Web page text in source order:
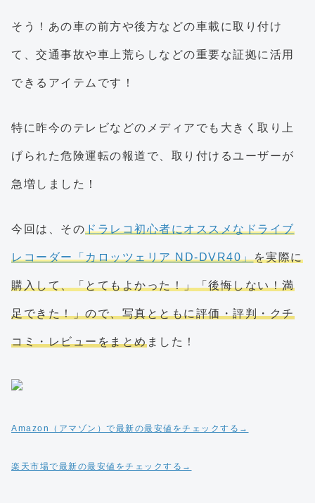
そう！あの車の前方や後方などの車載に取り付け
て、交通事故や車上荒らしなどの重要な証拠に活用
できるアイテムです！
特に昨今のテレビなどのメディアでも大きく取り上
げられた危険運転の報道で、取り付けるユーザーが
急増しました！
今回は、そのドラレコ初心者にオススメなドライブ
レコーダー「カロッツェリア ND-DVR40」を実際に
購入して、「とてもよかった！」「後悔しない！満
足できた！」ので、写真とともに評価・評判・クチ
コミ・レビューをまとめました！
Amazon（アマゾン）で最新の最安値をチェックする→
楽天市場で最新の最安値をチェックする→